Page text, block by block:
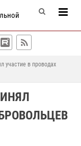
участие в проводах